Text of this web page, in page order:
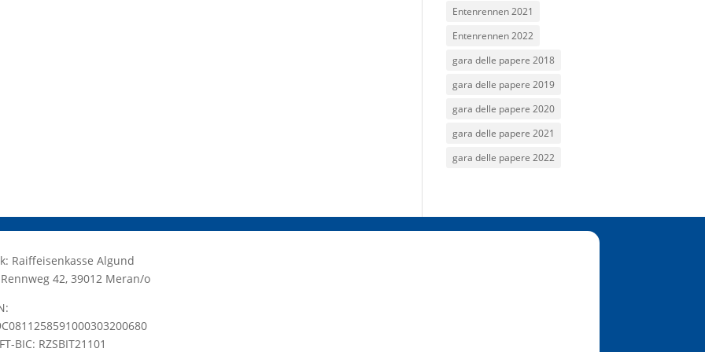
Entenrennen 2021
Entenrennen 2022
gara delle papere 2018
gara delle papere 2019
gara delle papere 2020
gara delle papere 2021
gara delle papere 2022
Raiffeisenkasse Algund
42, 39012 Meran/o
BIC: RZSBIT21101